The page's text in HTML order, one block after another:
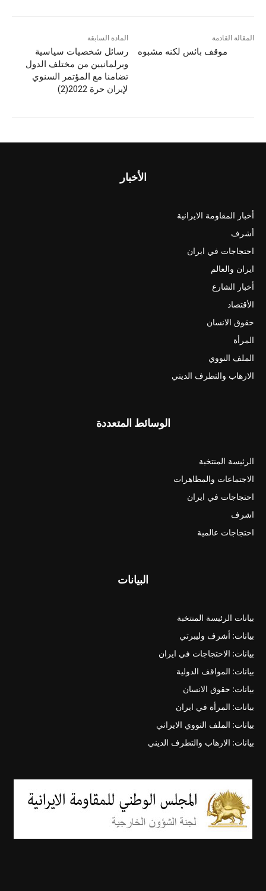
المادة السابقة
رسائل شخصيات سياسية
وبرلمانيين من مختلف الدول
تضامنا مع المؤتمر السنوي
لإيران حرة 2022(2)
المقالة القادمة
موقف بائس لکنه مشبوه
الأخبار
أخبار المقاومة الايرانية
أشرف
احتجاجات في ايران
ايران والعالم
أخبار الشارع
الأقتصاد
حقوق الانسان
المرأة
الملف النووي
الارهاب والتطرف الديني
الوسائط المتعددة
الرئيسة المنتخبة
الاجتماعات والمظاهرات
احتجاجات في ايران
اشرف
احتجاجات عالمية
البيانات
بيانات الرئيسة المنتخبة
بيانات: أشرف وليبرتي
بيانات: الاحتجاجات في ايران
بيانات: المواقف الدولية
بيانات: حقوق الانسان
بيانات: المرأة في ايران
بيانات: الملف النووي الايراني
بيانات: الارهاب والتطرف الديني